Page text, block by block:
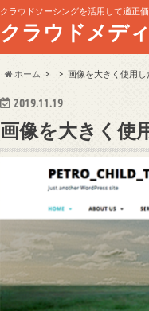
クラウドソーシングを活用して適正
クラウドメデ
ホーム 画像を大きく使用し
2019.11.19
画像を大きく使